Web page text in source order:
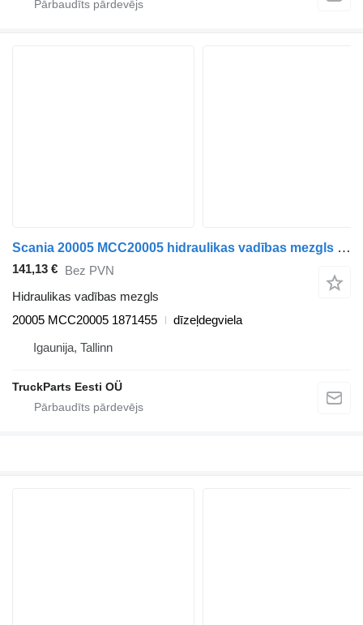
Scania 20005 MCC20005 hidraulikas vadības mezgls paredzēts Scania K-Series (2016-) autobusa
141,13 € Bez PVN
Hidraulikas vadības mezgls
20005 MCC20005 1871455
dīzeļdegviela
Igaunija, Tallinn
TruckParts Eesti OÜ